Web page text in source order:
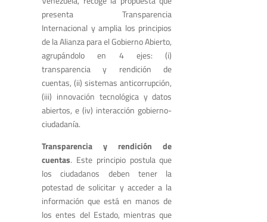
presenta Transparencia
Internacional y amplia los principios
de la Alianza para el Gobierno Abierto,
agrupándolo en 4 ejes: (i)
transparencia y rendición de
cuentas, (ii) sistemas anticorrupción,
(iii) innovación tecnológica y datos
abiertos, e (iv) interacción gobierno-
ciudadanía.
Transparencia y rendición de
cuentas. Este principio postula que
los ciudadanos deben tener la
potestad de solicitar y acceder a la
información que está en manos de
los entes del Estado, mientras que